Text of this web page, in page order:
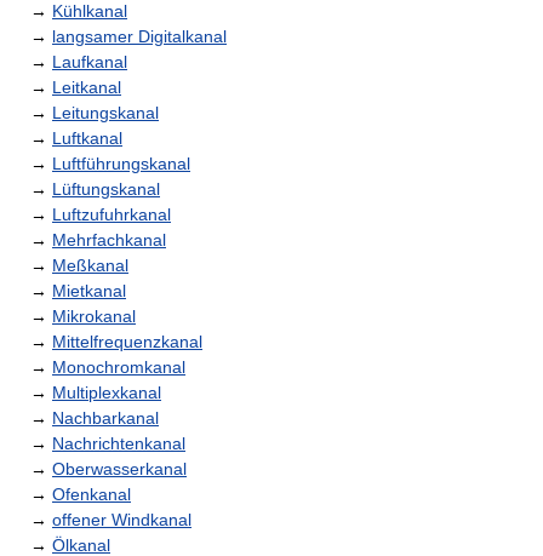
→ Kühlkanal
→ langsamer Digitalkanal
→ Laufkanal
→ Leitkanal
→ Leitungskanal
→ Luftkanal
→ Luftführungskanal
→ Lüftungskanal
→ Luftzufuhrkanal
→ Mehrfachkanal
→ Meßkanal
→ Mietkanal
→ Mikrokanal
→ Mittelfrequenzkanal
→ Monochromkanal
→ Multiplexkanal
→ Nachbarkanal
→ Nachrichtenkanal
→ Oberwasserkanal
→ Ofenkanal
→ offener Windkanal
→ Ölkanal